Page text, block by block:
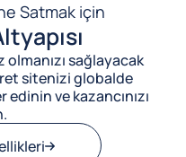
Satmak için
olmanızı sağlayacak
sitenizi globalde
ve kazancınızı